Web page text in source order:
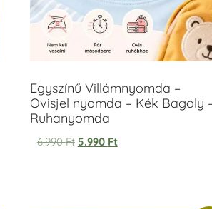
Egyszínű Villámnyomda –
Ovisjel nyomda – Kék Bagoly
Ruhanyomda
6.990Ft 5.990 Ft